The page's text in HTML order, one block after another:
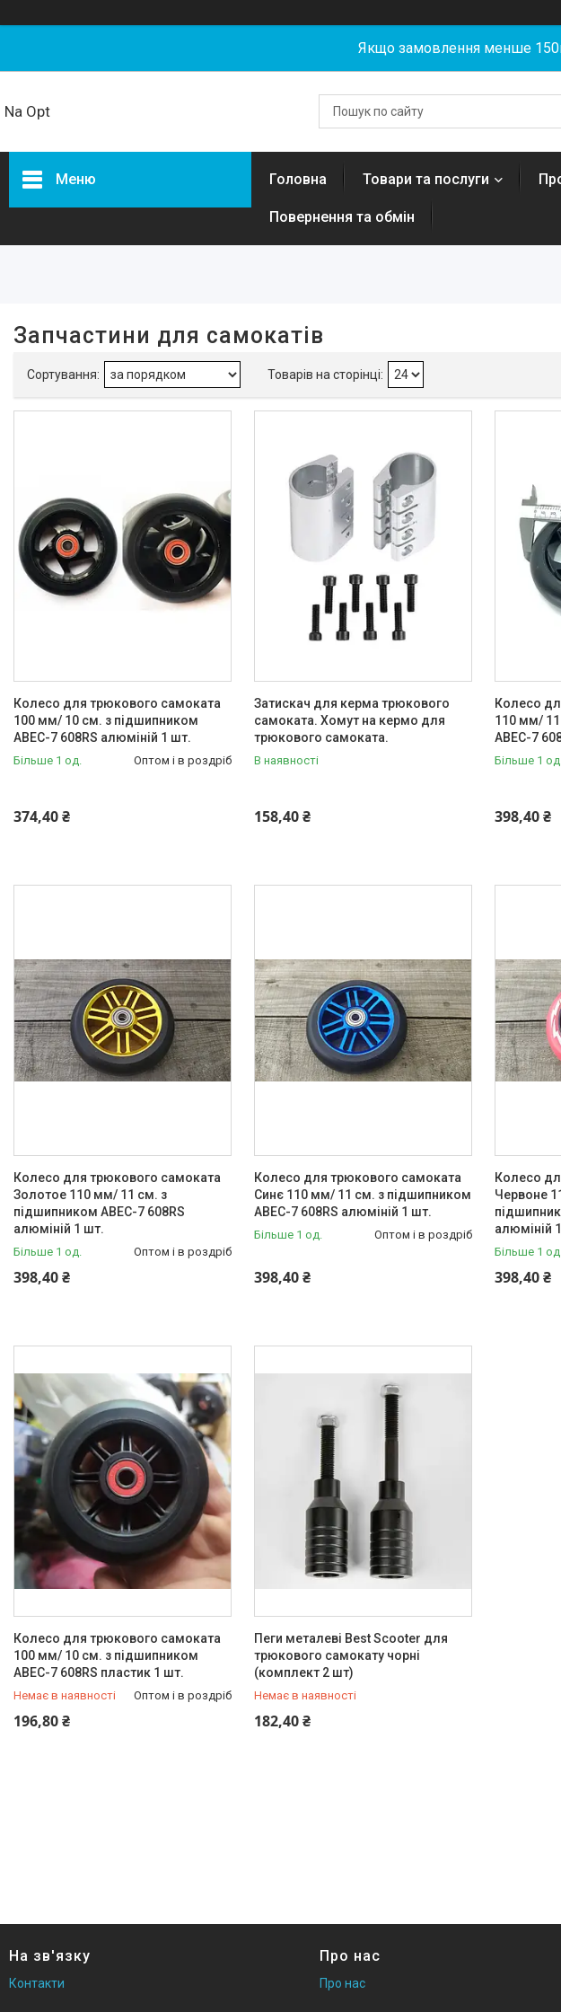
Якщо замовлення менше
Na Opt
Меню
В наявності 10
LiFePO4 гуртом від NaOpt
Power
Риболовля
Бензозапчастини
Запчастини та комплектуючі
для електротехніки, самокатів,
Електросамокати
Велозапчастини. Велодетали.
Вело аксесуари. Вело
покришки. Вело камери. Вело
багажники. Вело світло.
Ролики, Роликові ковзани
Запчастини для самокатів
Розпродаж тижня
М'які іграшки
Про нас
Головна Товари та послуги
Повернення та обмін
Запчастини для самокатів
Колесо для трюкового самоката
100 мм/ 10 см. з підшипником
ABEC-7 608RS алюміній 1 шт.
Більше 1 од. Оптом і в роздріб
374,40 ₴
Затискач для керма трюкового
самоката. Хомут на кермо для
трюкового самоката.
В наявності
158,40 ₴
Колесо
110 мм/
ABEC-7
Більше 1
398,40 ₴
Колесо для трюкового самоката
Золотое 110 мм/ 11 см. з
підшипником ABEC-7 608RS
алюміній 1 шт.
Більше 1 од. Оптом і в роздріб
398,40 ₴
Колесо для трюкового самоката
Синє 110 мм/ 11 см. з підшипником
ABEC-7 608RS алюміній 1 шт.
Більше 1 од. Оптом і в роздріб
398,40 ₴
Колесо
Червоне
алюміній
Більше 1
398,40 ₴
Колесо для трюкового самоката
100 мм/ 10 см. з підшипником
ABEC-7 608RS пластик 1 шт.
Немає в наявності Оптом і в роздріб
196,80 ₴
+380 (96) 246-24-66
Пеги металеві Best Scooter для
трюкового самокату чорні
(комплект 2 шт)
Немає в наявності
182,40 ₴
+380 (96) 246-24-66
На зв'язку
Контакти
Про нас
Про нас